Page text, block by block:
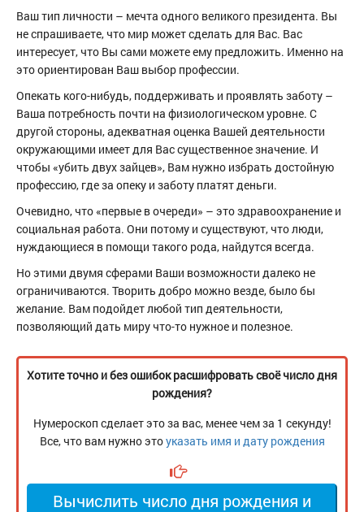
Ваш тип личности – мечта одного великого президента. Вы
не спрашиваете, что мир может сделать для Вас. Вас
интересует, что Вы сами можете ему предложить. Именно на
это ориентирован Ваш выбор профессии.
Опекать кого-нибудь, поддерживать и проявлять заботу –
Ваша потребность почти на физиологическом уровне. С
другой стороны, адекватная оценка Вашей деятельности
окружающими имеет для Вас существенное значение. И
чтобы «убить двух зайцев», Вам нужно избрать достойную
профессию, где за опеку и заботу платят деньги.
Очевидно, что «первые в очереди» – это здравоохранение и
социальная работа. Они потому и существуют, что люди,
нуждающиеся в помощи такого рода, найдутся всегда.
Но этими двумя сферами Ваши возможности далеко не
ограничиваются. Творить добро можно везде, было бы
желание. Вам подойдет любой тип деятельности,
позволяющий дать миру что-то нужное и полезное.
Хотите точно и без ошибок расшифровать своё число дня
рождения?
Нумероскоп сделает это за вас, менее чем за 1 секунду!
Все, что вам нужно этоуказать имя и дату рождения
Вычислить число дня рождения и